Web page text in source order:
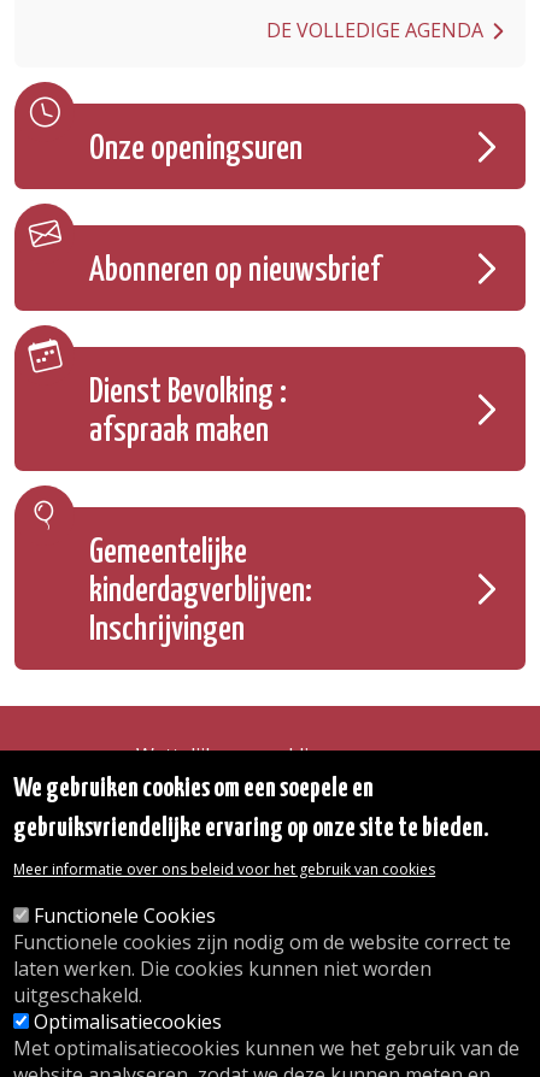
DE VOLLEDIGE AGENDA
Onze openingsuren
Abonneren op nieuwsbrief
Dienst Bevolking :
afspraak maken
Gemeentelijke
kinderdagverblijven:
Inschrijvingen
Wettelijke vermeldingen
Toegankelijkheidsverklaring
Toegang tot het Gemeentehuis
De gemeente diensten
Contact
© 2026 Gemeente Oudergem
Emile Idiersstraat 12 - 1160 Oudergem
Tel. :02/676.48.11.
We gebruiken cookies om een soepele en
gebruiksvriendelijke ervaring op onze site te bieden.
Meer informatie over ons beleid voor het gebruik van cookies
Functionele Cookies
Functionele cookies zijn nodig om de website correct te
laten werken. Die cookies kunnen niet worden
uitgeschakeld.
Optimalisatiecookies
Met optimalisatiecookies kunnen we het gebruik van de